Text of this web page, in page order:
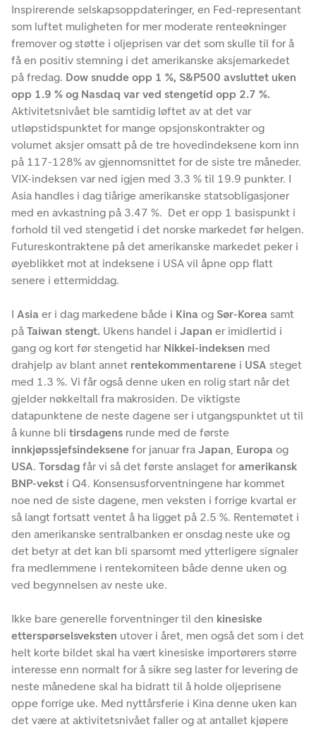
Inspirerende selskapsoppdateringer, en Fed-representant
som luftet muligheten for mer moderate renteøkninger
fremover og støtte i oljeprisen var det som skulle til for å
få en positiv stemning i det amerikanske aksjemarkedet
på fredag. Dow snudde opp 1 %, S&P500 avsluttet uken
opp 1.9 % og Nasdaq var ved stengetid opp 2.7 %.
Aktivitetsnivået ble samtidig løftet av at det var
utløpstidspunktet for mange opsjonskontrakter og
volumet aksjer omsatt på de tre hovedindeksene kom inn
på 117-128% av gjennomsnittet for de siste tre måneder.
VIX-indeksen var ned igjen med 3.3 % til 19.9 punkter. I
Asia handles i dag tiårige amerikanske statsobligasjoner
med en avkastning på 3.47 %. Det er opp 1 basispunkt i
forhold til ved stengetid i det norske markedet før helgen.
Futureskontraktene på det amerikanske markedet peker i
øyeblikket mot at indeksene i USA vil åpne opp flatt
senere i ettermiddag.
I Asia er i dag markedene både i Kina og Sør-Korea samt
på Taiwan stengt. Ukens handel i Japan er imidlertid i
gang og kort før stengetid har Nikkei-indeksen med
drahjelp av blant annet rentekommentarene i USA steget
med 1.3 %. Vi får også denne uken en rolig start når det
gjelder nøkkeltall fra makrosiden. De viktigste
datapunktene de neste dagene ser i utgangspunktet ut til
å kunne bli tirsdagens runde med de første
innkjøpssjefsindeksene for januar fra Japan Europa og
USA. Torsdag får vi så det første anslaget for amerikansk
BNP-vekst i Q4. Konsensusforventningene har kommet
noe ned de siste dagene, men veksten i forrige kvartal er
så langt fortsatt ventet å ha ligget på 2.5 %. Rentemøtet i
den amerikanske sentralbanken er onsdag neste uke og
det betyr at det kan bli sparsomt med ytterligere signaler
fra medlemmene i rentekomiteen både denne uken og
ved begynnelsen av neste uke.
Ikke bare generelle forventninger til den kinesiske
etterspørselsveksten utover i året, men også det som i det
helt korte bildet skal ha vært kinesiske importørers større
interesse enn normalt for å sikre seg laster for levering de
neste månedene skal ha bidratt til å holde oljeprisene
oppe forrige uke. Med nyttårsferie i Kina denne uken kan
det være at aktivitetsnivået faller og at antallet kjøpere